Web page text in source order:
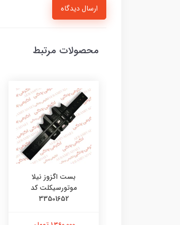
ارسال دیدگاه
محصولات مرتبط
بست اگزوز نیلا
موتورسیکلت کد
33501652